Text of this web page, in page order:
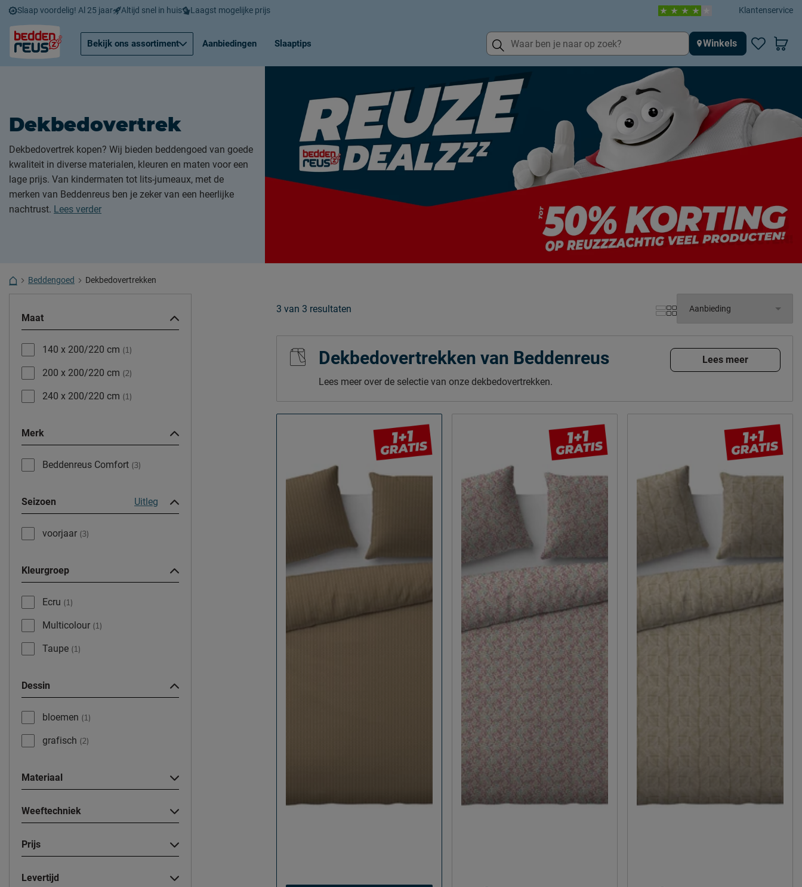
Slaap voordelig! Al 25 jaar Altijd snel in huis Laagst mogelijke prijs Klantenservice
Bekijk ons assortiment Aanbiedingen Slaaptips Winkels
Dekbedovertrek
Dekbedovertrek kopen? Wij bieden beddengoed van goede
kwaliteit in diverse materialen, kleuren en maten voor een
lage prijs. Van kindermaten tot lits-jumeaux, met de
merken van Beddenreus ben je zeker van een heerlijke
nachtrust. Lees verder
Beddengoed Dekbedovertrekken
Maat
140 x 200/220 cm (1)
200 x 200/220 cm (2)
240 x 200/220 cm (1)
Merk
Beddenreus Comfort (3)
Seizoen Uitleg
voorjaar (3)
Kleurgroep
Ecru (1)
Multicolour (1)
Taupe (1)
Dessin
bloemen (1)
grafisch (2)
Materiaal
Weeftechniek
Prijs
Levertijd
3 van 3 resultaten
Dekbedovertrekken van Beddenreus
Lees meer over de selectie van onze dekbedovertrekken.
Lees meer